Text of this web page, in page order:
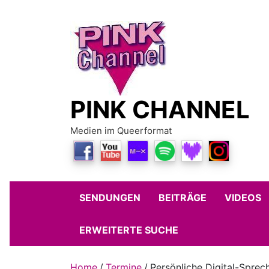
PINK CHANNEL
Medien im Queerformat
SENDUNGEN BEITRÄGE VIDEOS
ERWEITERTE SUCHE